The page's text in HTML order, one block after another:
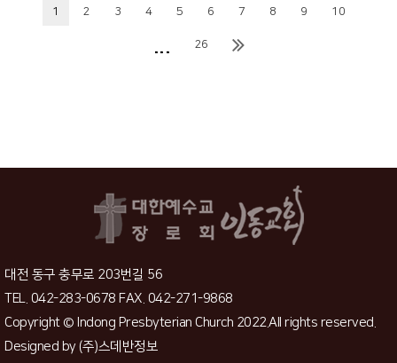
1 2 3 4 5 6 7 8 9 10
... 26
대전 동구 충무로 203번길 56
TEL. 042-283-0678 FAX. 042-271-9868
Copyright © Indong Presbyterian Church 2022.All rights reserved.
Designed by(주)스데반정보